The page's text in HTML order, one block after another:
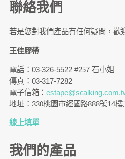
聯絡我們
若是您對我們產品有任何疑問，歡
王佳膠帶
電話：03-326-5522 #257 石小姐
傳真：03-317-7282
電子信箱：
地址：330桃園市經國路888號14樓
線上填單
我們的產品